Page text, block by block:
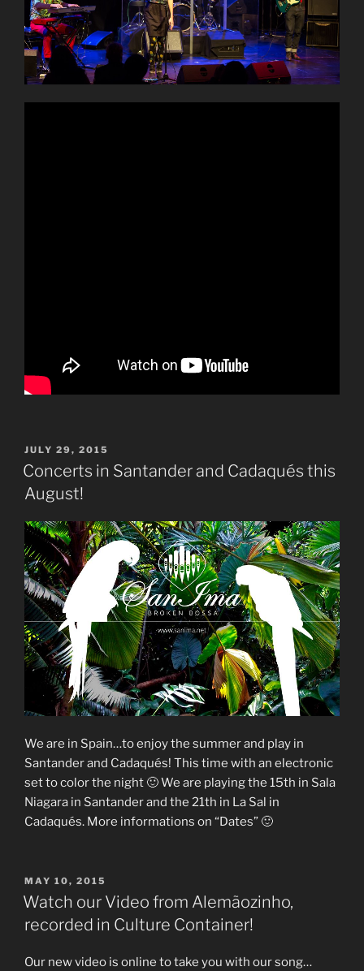
POSTED
ON
JULY 29, 2015
Concerts in Santander and Cadaqués this
August!
We are in Spain…to enjoy the summer and play in
Santander and Cadaqués! This time with an electronic
set to color the night 🙂 We are playing the 15th in Sala
Niagara in Santander and the 21th in La Sal in
Cadaqués. More informations on “Dates” 🙂
POSTED
ON
MAY 10, 2015
Watch our Video from Alemãozinho,
recorded in Culture Container!
Our new video is online to take you with our song…